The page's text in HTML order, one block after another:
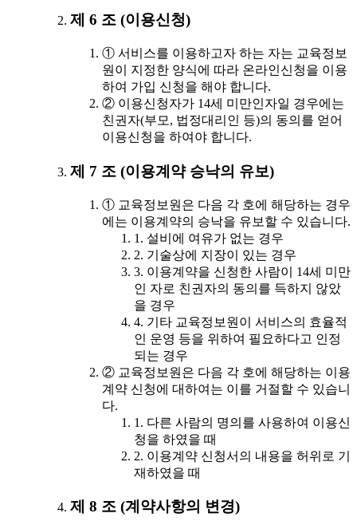
제 6 조 (이용신청)
① 서비스를 이용하고자 하는 자는 교육정보
원이 지정한 양식에 따라 온라인신청을 이용
하여 가입 신청을 해야 합니다.
② 이용신청자가 14세 미만인자일 경우에는
친권자(부모, 법정대리인 등)의 동의를 얻어
이용신청을 하여야 합니다.
제 7 조 (이용계약 승낙의 유보)
① 교육정보원은 다음 각 호에 해당하는 경우
에는 이용계약의 승낙을 유보할 수 있습니다.
1. 설비에 여유가 없는 경우
2. 기술상에 지장이 있는 경우
3. 이용계약을 신청한 사람이 14세 미만
인 자로 친권자의 동의를 득하지 않았
을 경우
4. 기타 교육정보원이 서비스의 효율적
인 운영 등을 위하여 필요하다고 인정
되는 경우
② 교육정보원은 다음 각 호에 해당하는 이용
계약 신청에 대하여는 이를 거절할 수 있습니
다.
1. 다른 사람의 명의를 사용하여 이용신
청을 하였을 때
2. 이용계약 신청서의 내용을 허위로 기
재하였을 때
제 8 조 (계약사항의 변경)